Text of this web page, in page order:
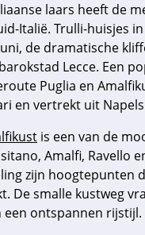
laars heeft de
Italië. Trulli-huisjes
de dramatische
Lecce. Een
Puglia en
en vertrekt uit
is een van de
Amalfi, Ravello
zijn hoogtepunten
De smalle kustweg
een ontspannen rijstijl.